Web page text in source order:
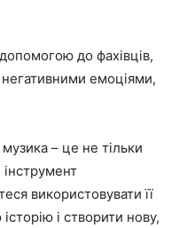
до фахівців,
емоціями,
– це не тільки
використовувати її
і створити нову,